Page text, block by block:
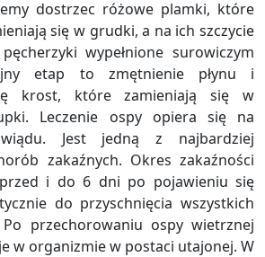
dostrzec różowe plamki, które
się w grudki, a na ich szczycie
wypełnione surowiczym
etap to zmętnienie płynu i
krost, które zamieniają się w
Leczenie ospy opiera się na
Jest jedną z najbardziej
zakaźnych. Okres zakaźności
i do 6 dni po pojawieniu się
do przyschnięcia wszystkich
Po przechorowaniu ospy wietrznej
w organizmie w postaci utajonej. W